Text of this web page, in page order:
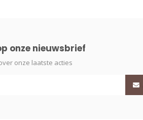
onze nieuwsbrief
onze laatste acties